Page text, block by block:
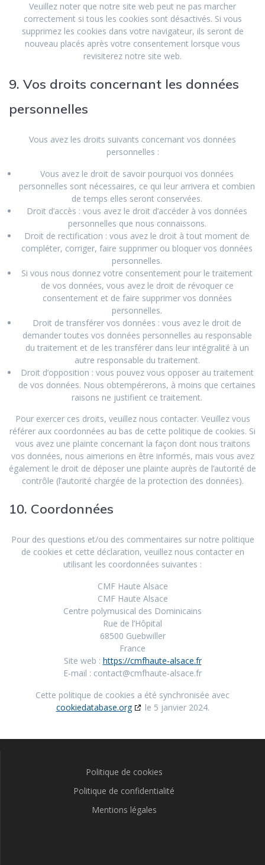
Veuillez noter que notre site web peut ne pas marcher
correctement si tous les cookies sont désactivés. Si vous
supprimez les cookies dans votre navigateur, ils seront de
nouveau placés après votre consentement lorsque vous
revisiterez notre site web.
9. Vos droits concernant les données
personnelles
Vous avez les droits suivants concernant vos données
personnelles :
Vous avez le droit de savoir pourquoi vos données
personnelles sont nécessaires, ce qui leur arrivera et combien
de temps elles seront conservées.
Droit d’accès : vous avez le droit d’accéder à vos données
personnelles que nous connaissons.
Droit de rectification : vous avez le droit à tout moment de
compléter, corriger, faire supprimer ou bloquer vos données
personnelles.
Si vous nous donnez votre consentement pour le traitement
de vos données, vous avez le droit de révoquer ce
consentement et de faire supprimer vos données
personnelles.
Droit de transférer vos données : vous avez le droit de
demander toutes vos données personnelles au responsable
du traitement et de les transférer dans leur intégralité à un
autre responsable du traitement.
Droit d’opposition : vous pouvez vous opposer au traitement
de vos données. Nous obtempérerons, à moins que certaines
raisons ne justifient ce traitement.
Pour exercer ces droits, veuillez nous contacter. Veuillez vous
référer aux coordonnées au bas de cette politique de cookies. Si
vous avez une plainte concernant la façon dont nous traitons
vos données, nous aimerions en être informés, mais vous avez
également le droit de déposer une plainte auprès de l’autorité de
contrôle (l’autorité chargée de la protection des données).
10. Coordonnées
Pour des questions et/ou des commentaires sur notre politique
de cookies et cette déclaration, veuillez nous contacter en
utilisant les coordonnées suivantes :
CMF Haute Alsace
CMF Haute Alsace
Centre polymusical des Dominicains
Rue de l’Hôpital
68500 Guebwiller
France
Site web : https://cmfhaute-alsace.fr
E-mail : contact@cmfhaute-alsace.fr
Cette politique de cookies a été synchronisée avec
cookiedatabase.org
le 5 janvier 2024.
Politique de cookies
Politique de confidentialité
Mentions légales